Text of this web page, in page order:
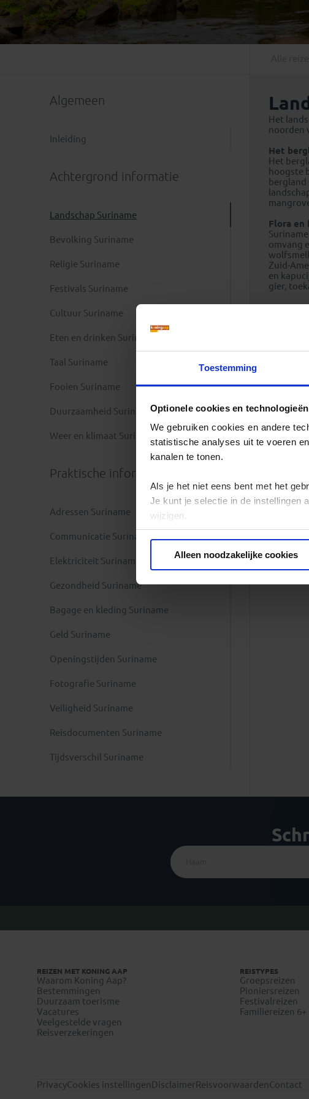
Toestemming
Optionele cookies en
We gebruiken cookies en andere
statistische analyses uit te voeren
kanalen te tonen.
Als je het niet eens bent met het
Je kunt je selectie in de instellingen
wijzigen.
Alleen noodzakelijke cookies
Mongolië(1)
(6)
Tadzjikistan(1)
(8)
Tanzania
Zimbabwe
(2)
Algemeen
Inleiding
Achtergrond informatie
Landschap Suriname
Bevolking Suriname
Religie Suriname
Festivals Suriname
Cultuur Suriname
Eten en drinken Suriname
Taal Suriname
Fooien Suriname
Duurzaamheid Suriname
Weer en klimaat Suriname
Praktische informatie
Adressen Suriname
Communicatie Suriname
Elektriciteit Suriname
Gezondheid Suriname
Bagage en kleding Suriname
Geld Suriname
Openingstijden Suriname
Fotografie Suriname
Veiligheid Suriname
Reisdocumenten Suriname
Tijdsverschil Suriname
Het
noorden
Het
Het
hoogste
Flora en
omvang
Zuid-
en
gier,
REIZEN MET KONING AAP
Waarom Koning Aap?
Bestemmingen
Duurzaam toerisme
Vacatures
Veelgestelde vragen
Reisverzekeringen
REISTYPES
Groepsreizen
Pioniersreizen
Festivalreizen
Familiereizen 6+
PrivacyCookies instellingen DisclaimerReisvoorwaardenContact